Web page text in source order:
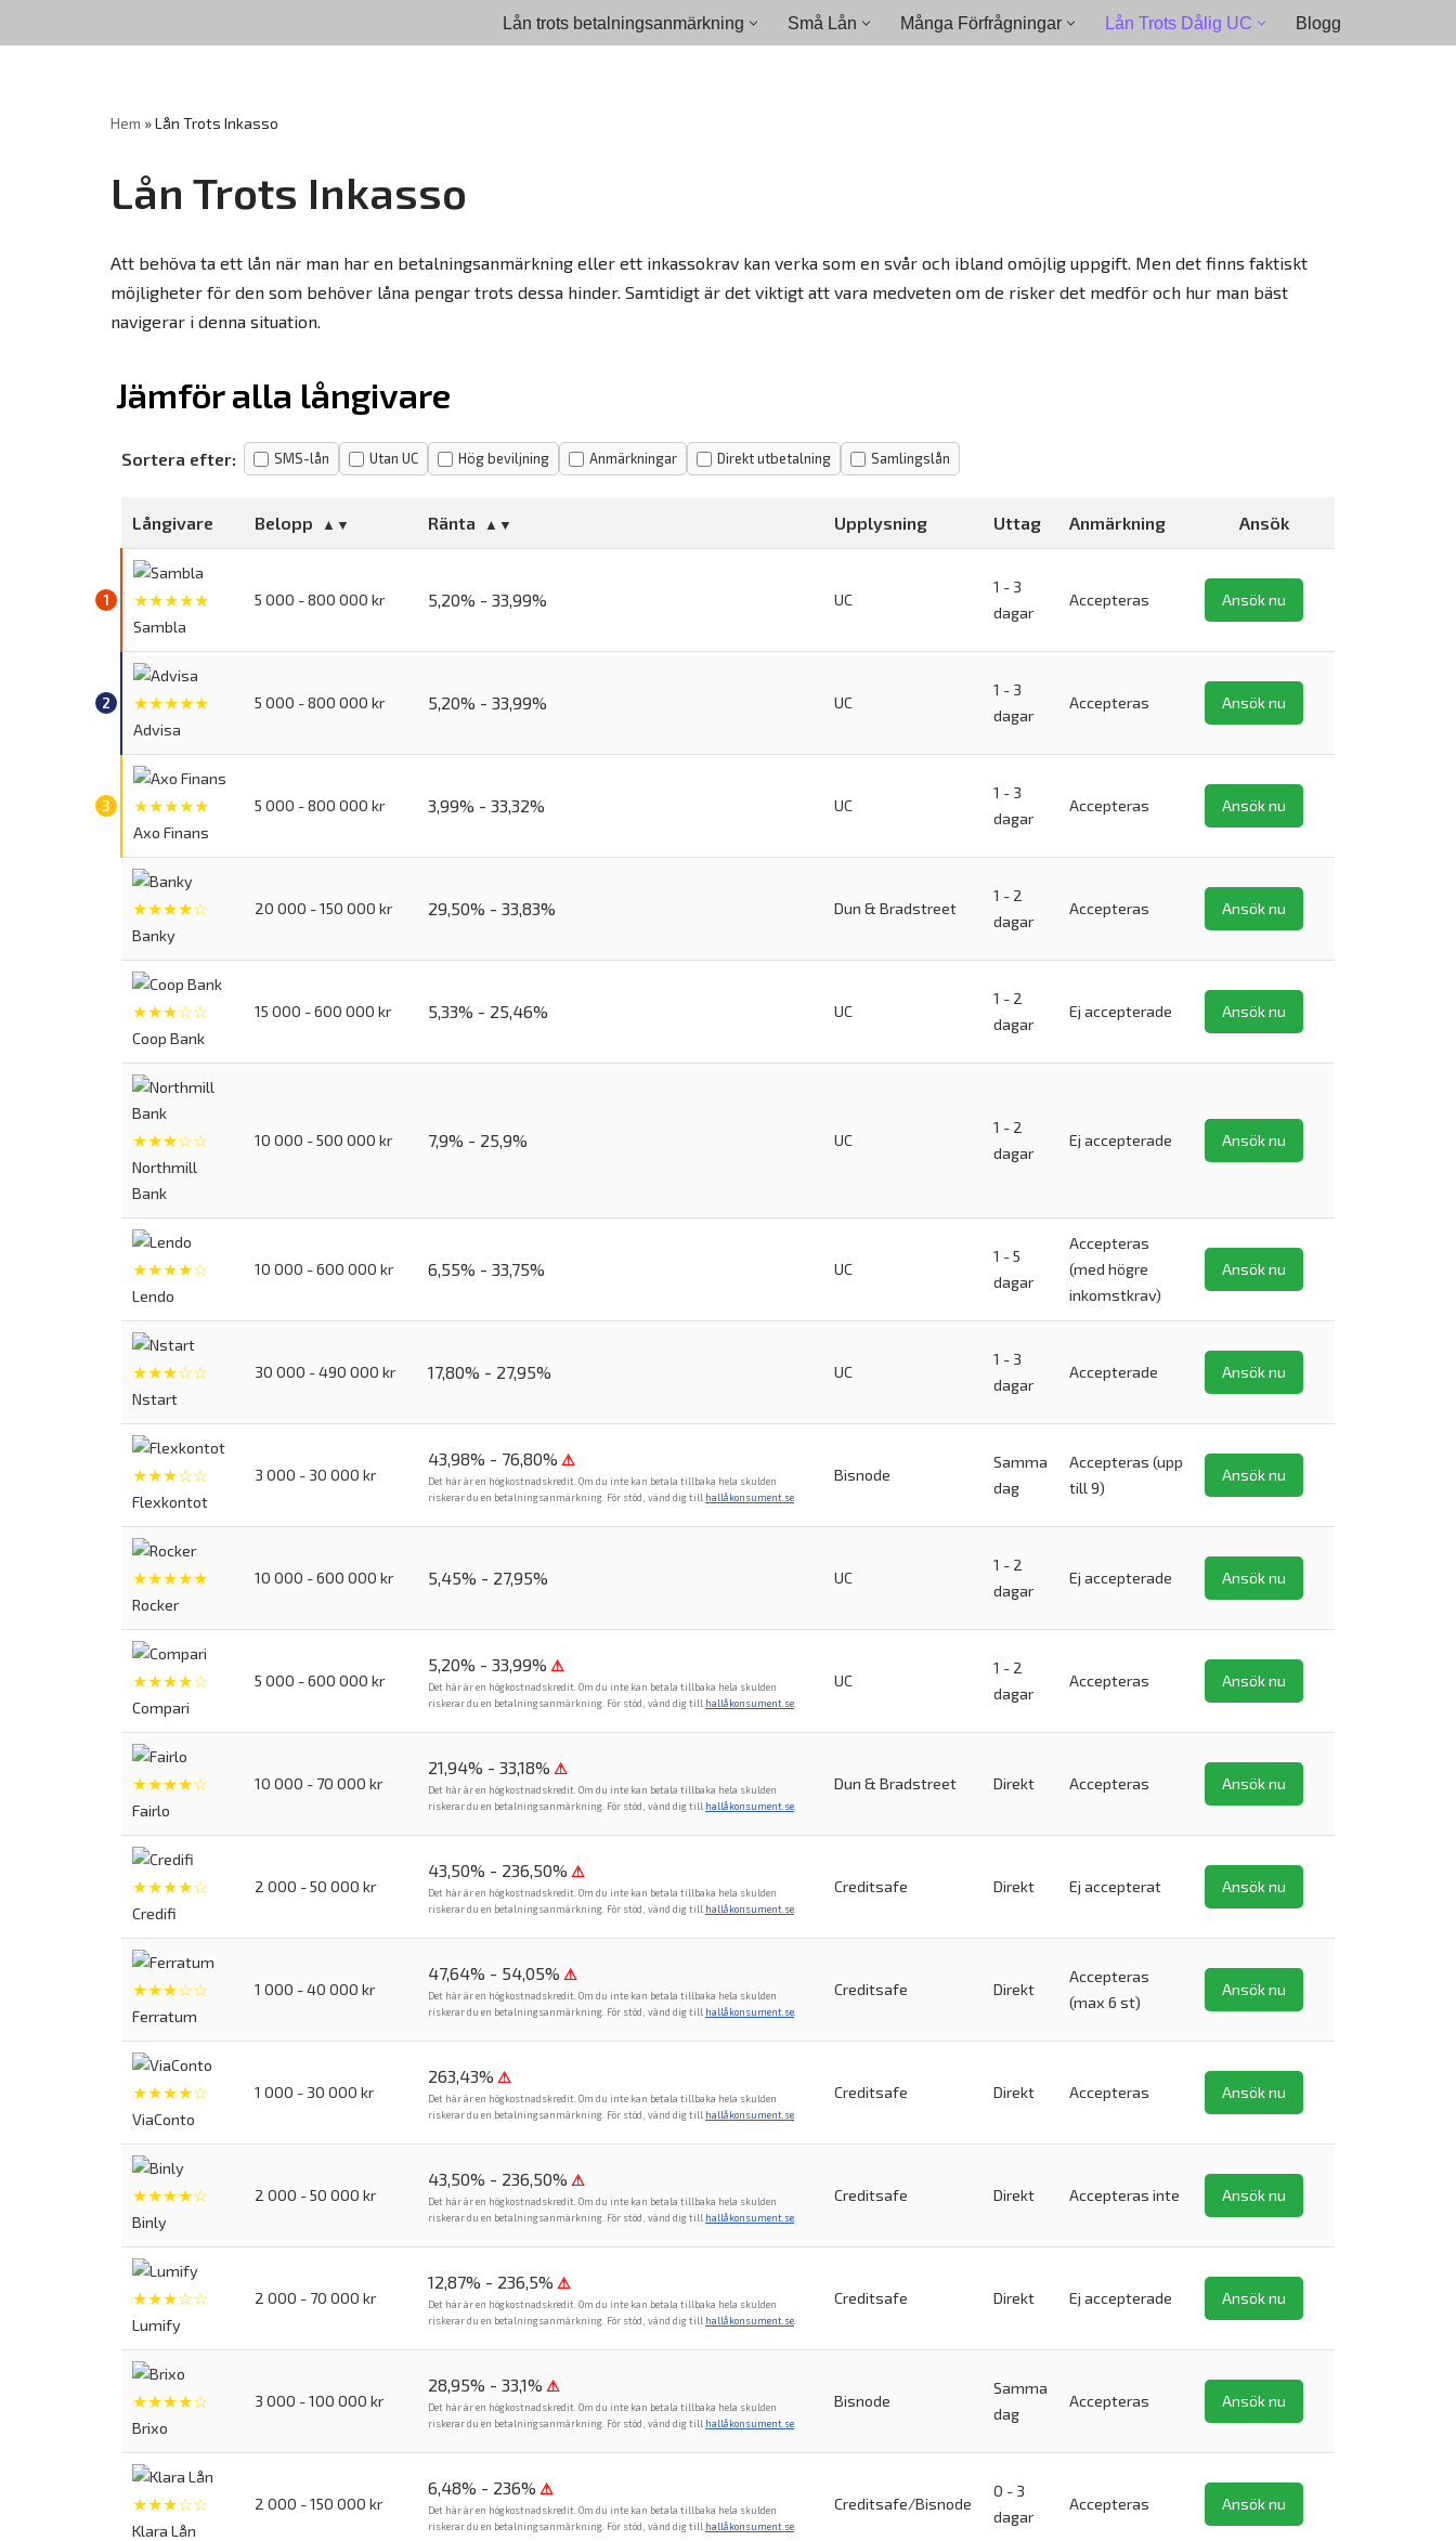
Lån trots betalningsanmärkning Små Lån Många Förfrågningar Lån Trots Dålig UC Blogg
Hem »Lån Trots Inkasso
Lån Trots Inkasso
Att behöva ta ett lån när man har en betalningsanmärkning eller ett inkassokrav kan verka som en svår och ibland omöjlig uppgift. Men det finns faktiskt
möjligheter för den som behöver låna pengar trots dessa hinder. Samtidigt är det viktigt att vara medveten om de risker det medför och hur man bäst
navigerar i denna situation.
Jämför alla långivare
Sortera efter: SMS-lån Utan UC Hög beviljning Anmärkningar Direkt utbetalning Samlingslån
Långivare Belopp Ränta Upplysning Uttag Anmärkning Ansök
★★★★★
Sambla
5 000 - 800 000 kr 5,20% - 33,99% UC
1 - 3
dagar
Accepteras Ansök nu
★★★★★
Advisa
5 000 - 800 000 kr 5,20% - 33,99% UC
1 - 3
dagar
Accepteras Ansök nu
★★★★★
Axo Finans
5 000 - 800 000 kr 3,99% - 33,32% UC
1 - 3
dagar
Accepteras Ansök nu
★★★★☆
Banky
20 000 - 150 000 kr 29,50% - 33,83% Dun & Bradstreet
1 - 2
dagar
Accepteras Ansök nu
★★★☆☆
Coop Bank
15 000 - 600 000 kr 5,33% - 25,46% UC
1 - 2
dagar
Ej accepterade Ansök nu
★★★☆☆
Northmill
Bank
10 000 - 500 000 kr 7,9% - 25,9% UC
1 - 2
dagar
Ej accepterade Ansök nu
★★★★☆
Lendo
10 000 - 600 000 kr 6,55% - 33,75% UC
1 - 5
dagar
Accepteras
(med högre
inkomstkrav)
Ansök nu
★★★☆☆
Nstart
30 000 - 490 000 kr 17,80% - 27,95% UC
1 - 3
dagar
Accepterade Ansök nu
★★★☆☆
Flexkontot
3 000 - 30 000 kr
43,98% - 76,80% ⚠
Det här är en högkostnadskredit. Om du inte kan betala tillbaka hela skulden
riskerar du en betalningsanmärkning. För stöd, vänd dig till hallåkonsument.se
Bisnode
Samma
dag
Accepteras (upp
till 9)
Ansök nu
★★★★★
Rocker
10 000 - 600 000 kr 5,45% - 27,95% UC
1 - 2
dagar
Ej accepterade Ansök nu
★★★★☆
Compari
5 000 - 600 000 kr
5,20% - 33,99% ⚠
Det här är en högkostnadskredit. Om du inte kan betala tillbaka hela skulden
riskerar du en betalningsanmärkning. För stöd, vänd dig till hallåkonsument.se
UC
1 - 2
dagar
Accepteras Ansök nu
★★★★☆
Fairlo
10 000 - 70 000 kr
21,94% - 33,18% ⚠
Det här är en högkostnadskredit. Om du inte kan betala tillbaka hela skulden
riskerar du en betalningsanmärkning. För stöd, vänd dig till hallåkonsument.se
Dun & Bradstreet Direkt Accepteras Ansök nu
★★★★☆
Credifi
2 000 - 50 000 kr
43,50% - 236,50% ⚠
Det här är en högkostnadskredit. Om du inte kan betala tillbaka hela skulden
riskerar du en betalningsanmärkning. För stöd, vänd dig till hallåkonsument.se
Creditsafe Direkt Ej accepterat Ansök nu
★★★☆☆
Ferratum
1 000 - 40 000 kr
47,64% - 54,05% ⚠
Det här är en högkostnadskredit. Om du inte kan betala tillbaka hela skulden
riskerar du en betalningsanmärkning. För stöd, vänd dig till hallåkonsument.se
Creditsafe Direkt
Accepteras
(max 6 st)
Ansök nu
★★★★☆
ViaConto
1 000 - 30 000 kr
263,43% ⚠
Det här är en högkostnadskredit. Om du inte kan betala tillbaka hela skulden
riskerar du en betalningsanmärkning. För stöd, vänd dig till hallåkonsument.se
Creditsafe Direkt Accepteras Ansök nu
★★★★☆
Binly
2 000 - 50 000 kr
43,50% - 236,50% ⚠
Det här är en högkostnadskredit. Om du inte kan betala tillbaka hela skulden
riskerar du en betalningsanmärkning. För stöd, vänd dig till hallåkonsument.se
Creditsafe Direkt Accepteras inte Ansök nu
★★★☆☆
Lumify
2 000 - 70 000 kr
12,87% - 236,5% ⚠
Det här är en högkostnadskredit. Om du inte kan betala tillbaka hela skulden
riskerar du en betalningsanmärkning. För stöd, vänd dig till hallåkonsument.se
Creditsafe Direkt Ej accepterade Ansök nu
★★★★☆
Brixo
3 000 - 100 000 kr
28,95% - 33,1% ⚠
Det här är en högkostnadskredit. Om du inte kan betala tillbaka hela skulden
riskerar du en betalningsanmärkning. För stöd, vänd dig till hallåkonsument.se
Bisnode
Samma
dag
Accepteras Ansök nu
★★★☆☆
Klara Lån
2 000 - 150 000 kr
6,48% - 236% ⚠
Det här är en högkostnadskredit. Om du inte kan betala tillbaka hela skulden
riskerar du en betalningsanmärkning. För stöd, vänd dig till hallåkonsument.se
Creditsafe/Bisnode
0 - 3
dagar
Accepteras Ansök nu